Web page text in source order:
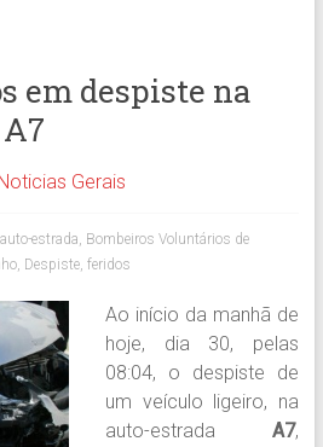
em despiste na
Gerais
auto-estrada, Bombeiros Voluntários de
, Despiste, feridos
Ao início da manhã de
hoje, dia 30, pelas
08:04, o despiste de
um veículo ligeiro, na
auto-estradaA7,